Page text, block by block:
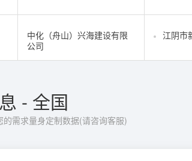
中化（舟山）兴海建设有限
公司
江阴市
- 全国
需求量身定制数据(请咨询客服)